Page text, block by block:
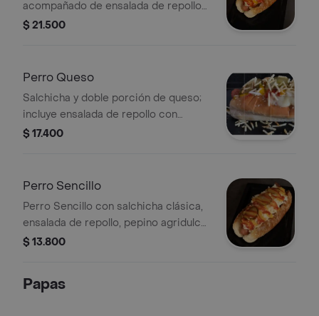
acompañado de ensalada de repollo
con zanahoria, pepino agridulce,
$ 21.500
Perro Queso
Salchicha y doble porción de queso;
incluye ensalada de repollo con
zanahoria, pepino agridulce, cebolla
$ 17.400
Perro Sencillo
Perro Sencillo con salchicha clásica,
ensalada de repollo, pepino agridulce,
cebolla, ripio de papa y salsas roja,
$ 13.800
Papas